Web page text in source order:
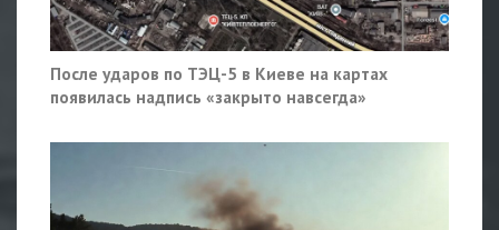
После ударов по ТЭЦ-5 в Киеве на картах
появилась надпись «закрыто навсегда»